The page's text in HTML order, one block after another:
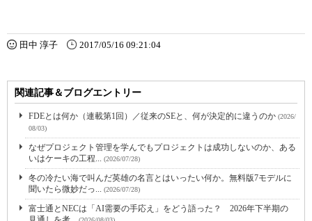
田中 淳子 2017/05/16 09:21:04
関連記事＆ブログエントリー
FDEとは何か（連載第1回）／従来のSEと、何が決定的に違うのか (2026/
08/03)
なぜプロジェクト管理を学んでもプロジェクトは成功しないのか、ある
いはケーキの工程... (2026/07/28)
冬の冷たい海で叫んだ英雄の名言とはいったい何か。無料版7モデルに
聞いたら微妙だっ... (2026/07/28)
富士通とNECは「AI需要の手応え」をどう語った？ 2026年下半期の